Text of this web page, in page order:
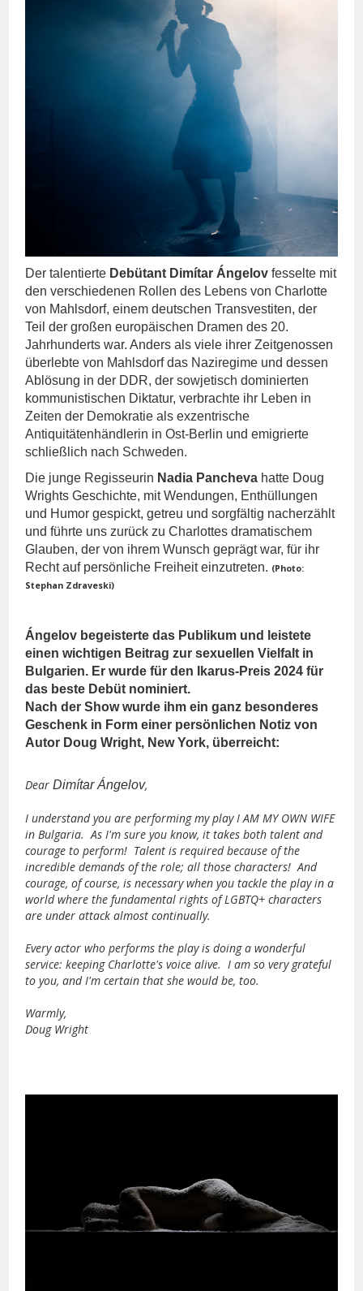
Der talentierte Debütant Dimítar Ángelov fesselte mit
den verschiedenen Rollen des Lebens von Charlotte
von Mahlsdorf, einem deutschen Transvestiten, der
Teil der großen europäischen Dramen des 20.
Jahrhunderts war. Anders als viele ihrer Zeitgenossen
überlebte von Mahlsdorf das Naziregime und dessen
Ablösung in der DDR, der sowjetisch dominierten
kommunistischen Diktatur, verbrachte ihr Leben in
Zeiten der Demokratie als exzentrische
Antiquitätenhändlerin in Ost-Berlin und emigrierte
schließlich nach Schweden.
Die junge Regisseurin Nadia Pancheva hatte Doug
Wrights Geschichte, mit Wendungen, Enthüllungen
und Humor gespickt, getreu und sorgfältig nacherzählt
und führte uns zurück zu Charlottes dramatischem
Glauben, der von ihrem Wunsch geprägt war, für ihr
Recht auf persönliche Freiheit einzutreten. (Photo:
Stephan Zdraveski)
Ángelov begeisterte das Publikum und leistete
einen wichtigen Beitrag zur sexuellen Vielfalt in
Bulgarien. Er wurde für den Ikarus-Preis 2024 für
das beste Debüt nominiert.
Nach der Show wurde ihm ein ganz besonderes
Geschenk in Form einer persönlichen Notiz von
Autor Doug Wright, New York, überreicht:
DearDimítar Ángelov,
I understand you are performing my play I AM MY OWN WIFE
in Bulgaria. As I'm sure you know, it takes both talent and
courage to perform! Talent is required because of the
incredible demands of the role; all those characters! And
courage, of course, is necessary when you tackle the play in a
world where the fundamental rights of LGBTQ+ characters
are under attack almost continually.
Every actor who performs the play is doing a wonderful
service: keeping Charlotte's voice alive. I am so very grateful
to you, and I'm certain that she would be, too.
Warmly,
Doug Wright